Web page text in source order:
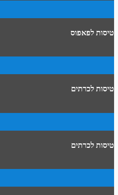
טיסות לפאפוס
טיסות לכרתים
טיסות לכרתים